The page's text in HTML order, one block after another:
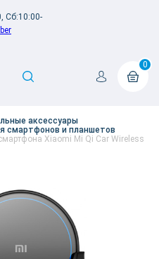
Сб:10:00-
0
аксессуары
смартфонов и планшетов
Xiaomi Mi Qi Car Wireless